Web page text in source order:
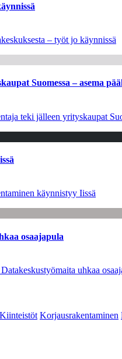
– työt jo käynnissä
Suomessa – asema
teki jälleen yrityskaupat
käynnistyy Iissä
osaajapula
uhkaa
Kiinteistöt Korjausrakentaminen